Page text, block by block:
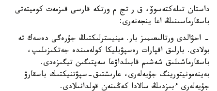
داستان تىلەكتەسوۆ، ق ر تج م ورتكە قارسى قىزمەت كوميتەتى
باسقارماسىنىڭ اعا ينجەنەرى:
- احۋالدى ورتالىعىمىز بار. مينيسترلىكتىڭ جۇرەگى دەسەك تە
بولادى. بارلىق اقپارات رەسپۋبليكا كولەمىندە جەتكىزىلىپ،
باسقارماشىلىق شەشىم قابىلداۋعا سەپتىگىن تيگىزەدى.
بەينەمونيتورينگ جۇيەلەرى، عارىشتىق-سپۋتنيكتىك باسقارۋ
جۇيەلەرى ءبىزدىڭ سالادا كەڭىنەن قولدانىلادى.